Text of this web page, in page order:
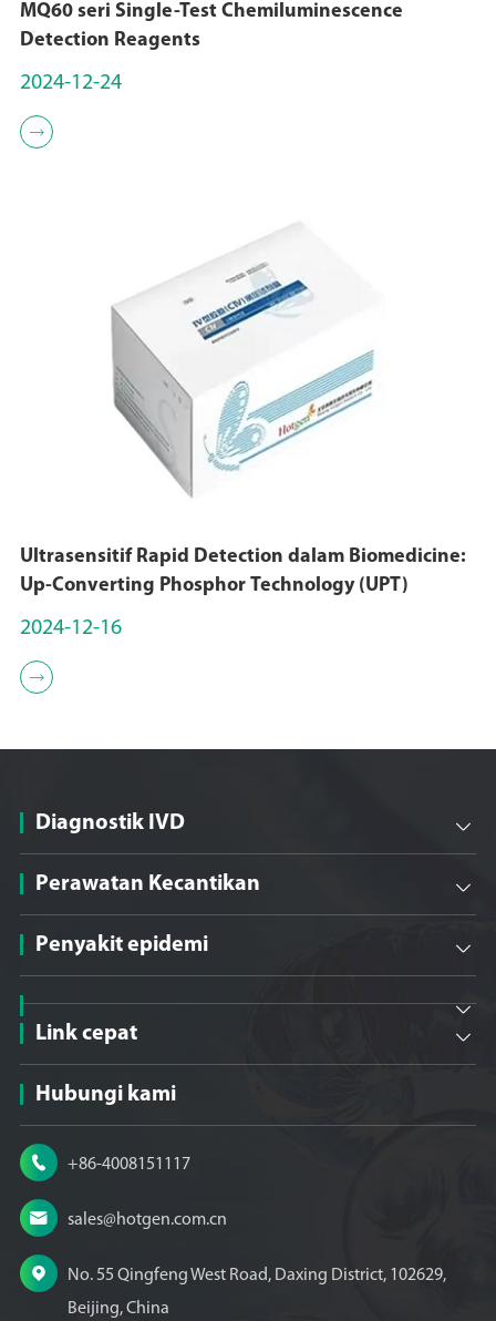
MQ60 seri Single-Test Chemiluminescence
Detection Reagents
2024-12-24

Ultrasensitif Rapid Detection dalam Biomedicine:
Up-Converting Phosphor Technology (UPT)
2024-12-16

Diagnostik IVD 
Perawatan Kecantikan 
Penyakit epidemi 

Link cepat 
Hubungi kami
 +86-4008151117
 sales@hotgen.com.cn

No. 55 Qingfeng West Road, Daxing District, 102629,
Beijing, China